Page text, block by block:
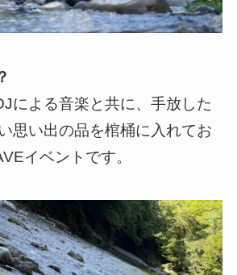
による音楽と共に、手放した
思い出の品を棺桶に入れてお
イベントです。